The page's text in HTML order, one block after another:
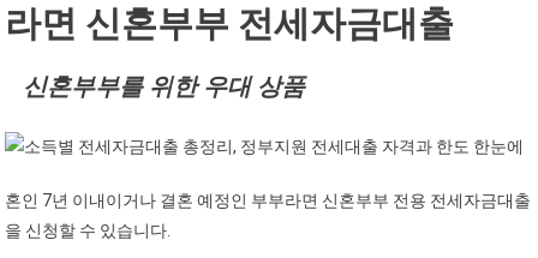
라면 신혼부부 전세자금대출
신혼부부를 위한 우대 상품
혼인 7년 이내이거나 결혼 예정인 부부라면 신혼부부 전용 전세자금대출
을 신청할 수 있습니다.